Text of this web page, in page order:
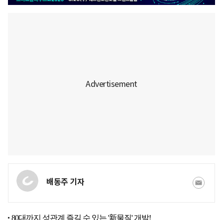
배동주 기자